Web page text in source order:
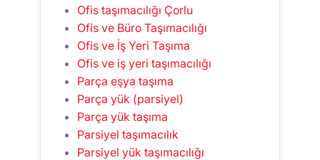
Ofis taşımacılığı Çorlu
Ofis ve Büro Taşımacılığı
Ofis ve İş Yeri Taşıma
Ofis ve iş yeri taşımacılığı
Parça eşya taşıma
Parça yük (parsiyel)
Parça yük taşıma
Parsiyel taşımacılık
Parsiyel yük taşımacılığı